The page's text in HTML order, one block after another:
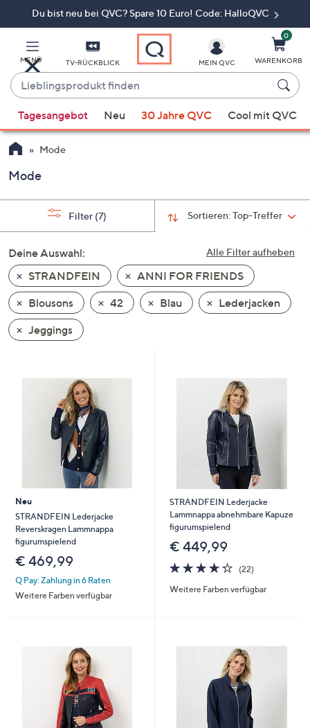
Du bist neu bei QVC? Spare 10 Euro! Code: HalloQVC
MENÜ TV-RÜCKBLICK
Lieblingsprodukt
finden
Vorschläge
verfügbar
sind,
verwenden
oben
und
nach
unten
oder
wischen
um
diese
anzuzeigen.
MEIN QVC
0
WARENKORB
Tagesangebot Neu 30 Jahre QVC Cool mit QVC
Mode
Mode
Sortieren:Top-Treffer
Filter (7)
Alle Filter aufheben
Deine Auswahl:
STRANDFEIN
ANNI FOR FRIENDS
Blousons
42 Blau
Lederjacken
Jeggings
Neu
STRANDFEIN Lederjacke
Reverskragen Lammnappa
figurumspielend
€ 469,99
Q Pay: Zahlung in 6 Raten
Weitere Farben verfügbar
STRANDFEIN Lederjacke
Lammnappa abnehmbare Kapuze
figurumspielend
€ 449,99
4.2
von
5
(22)22
Weitere Farben verfügbar